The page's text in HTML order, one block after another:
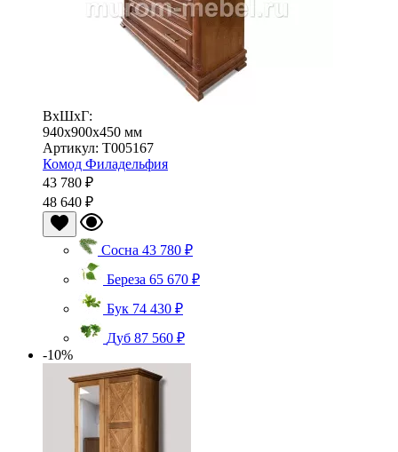
ВхШхГ:
940x900x450 мм
Артикул: Т005167
Комод Филадельфия
43 780 ₽
48 640 ₽
Сосна 43 780 ₽
Береза 65 670 ₽
Бук 74 430 ₽
Дуб 87 560 ₽
-10%